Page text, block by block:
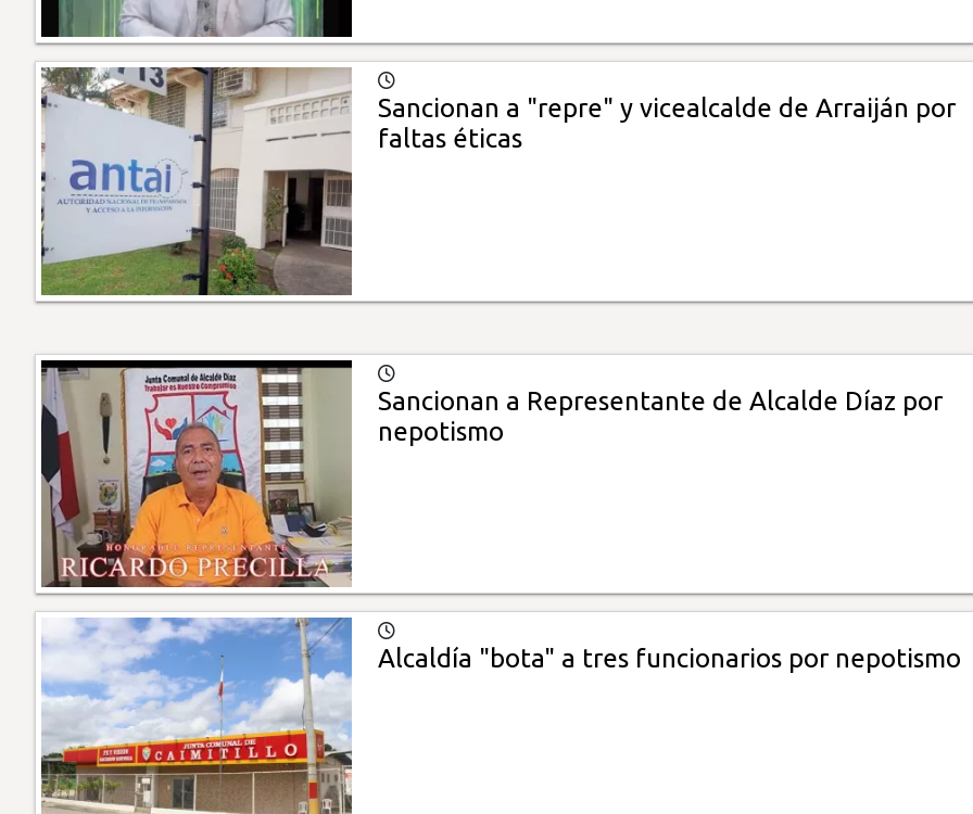
Sancionan a "repre" y vicealcalde de Arraiján por
faltas éticas
Sancionan a Representante de Alcalde Díaz por
nepotismo
Alcaldía "bota" a tres funcionarios por nepotismo